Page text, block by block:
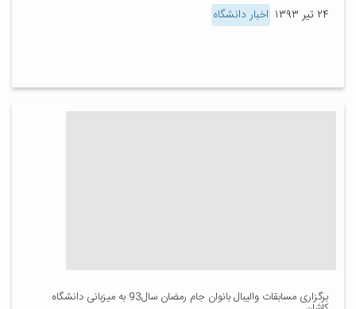
۲۴ تیر ۱۳۹۳ اخبار دانشگاه
برگزاری مسابقات والیبال بانوان جام رمضان سال93 به میزبانی دانشگاه